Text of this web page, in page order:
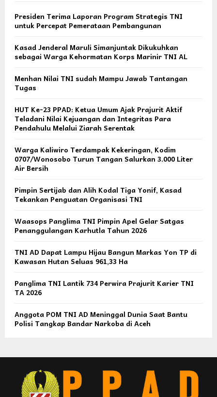
Presiden Terima Laporan Program Strategis TNI
untuk Percepat Pemerataan Pembangunan
Kasad Jenderal Maruli Simanjuntak Dikukuhkan
sebagai Warga Kehormatan Korps Marinir TNI AL
Menhan Nilai TNI sudah Mampu Jawab Tantangan
Tugas
HUT Ke-23 PPAD: Ketua Umum Ajak Prajurit Aktif
Teladani Nilai Kejuangan dan Integritas Para
Pendahulu Melalui Ziarah Serentak
Warga Kaliwiro Terdampak Kekeringan, Kodim
0707/Wonosobo Turun Tangan Salurkan 3.000 Liter
Air Bersih
Pimpin Sertijab dan Alih Kodal Tiga Yonif, Kasad
Tekankan Penguatan Organisasi TNI
Waasops Panglima TNI Pimpin Apel Gelar Satgas
Penanggulangan Karhutla Tahun 2026
TNI AD Dapat Lampu Hijau Bangun Markas Yon TP di
Kawasan Hutan Seluas 961,33 Ha
Panglima TNI Lantik 734 Perwira Prajurit Karier TNI
TA 2026
Anggota POM TNI AD Meninggal Dunia Saat Bantu
Polisi Tangkap Bandar Narkoba di Aceh